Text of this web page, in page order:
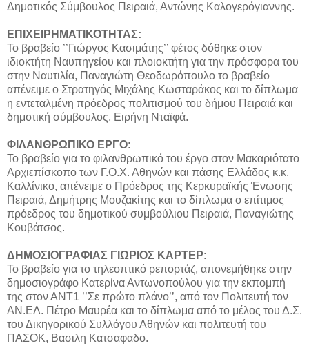
Δημοτικός Σύμβουλος Πειραιά, Αντώνης Καλογερόγιαννης.
ΕΠΙΧΕΙΡΗΜΑΤΙΚΟΤΗΤΑΣ:
Το βραβείο ’’Γιώργος Κασιμάτης’’ φέτος δόθηκε στον
ιδιοκτήτη Ναυπηγείου και πλοιοκτήτη για την πρόσφορα του
στην Ναυτιλία, Παναγιώτη Θεοδωρόπουλο το βραβείο
απένειμε ο Στρατηγός Μιχάλης Κωσταράκος και το δίπλωμα
η εντεταλμένη πρόεδρος πολιτισμού του δήμου Πειραιά και
δημοτική σύμβουλος, Ειρήνη Νταϊφά.
ΦΙΛΑΝΘΡΩΠΙΚΟ ΕΡΓΟ:
Το βραβείο για το φιλανθρωπικό του έργο στον Μακαριότατο
Αρχιεπίσκοπο των Γ.Ο.Χ. Αθηνών και πάσης Ελλάδος κ.κ.
Καλλίνικο, απένειμε ο Πρόεδρος της Κερκυραϊκής Ένωσης
Πειραιά, Δημήτρης Μουζακίτης και το δίπλωμα ο επίτιμος
πρόεδρος του δημοτικού συμβούλιου Πειραιά, Παναγιώτης
Κουβάτσος.
ΔΗΜΟΣΙΟΓΡΑΦΙΑΣ ΓΙΩΡΙΟΣ ΚΑΡΤΕΡ:
Το βραβείο για το τηλεοπτικό ρεπορτάζ, απονεμήθηκε στην
δημοσιογράφο Κατερίνα Αντωνοπούλου για την εκπομπή
της στον ΑΝΤ1 ’’Σε πρώτο πλάνο’’, από τον Πολιτευτή τον
ΑΝ.ΕΛ. Πέτρο Μαυρέα και το δίπλωμα από το μέλος του Δ.Σ.
του Δικηγορικού Συλλόγου Αθηνών και πολιτευτή του
ΠΑΣΟΚ, Βασιλη Κατσαφαδο.